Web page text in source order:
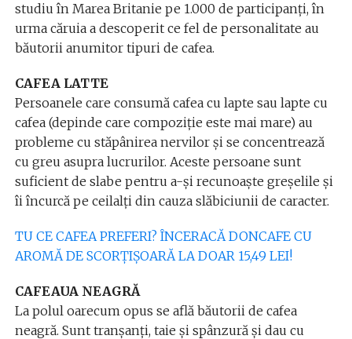
studiu în Marea Britanie pe 1.000 de participanți, în
urma căruia a descoperit ce fel de personalitate au
băutorii anumitor tipuri de cafea.
CAFEA LATTE
Persoanele care consumă cafea cu lapte sau lapte cu
cafea (depinde care compoziție este mai mare) au
probleme cu stăpânirea nervilor și se concentrează
cu greu asupra lucrurilor. Aceste persoane sunt
suficient de slabe pentru a-și recunoaște greșelile și
îi încurcă pe ceilalți din cauza slăbiciunii de caracter.
TU CE CAFEA PREFERI? ÎNCERACĂ DONCAFE CU
AROMĂ DE SCORȚIȘOARĂ LA DOAR 15,49 LEI!
CAFEAUA NEAGRĂ
La polul oarecum opus se află băutorii de cafea
neagră. Sunt tranșanți, taie și spânzură și dau cu